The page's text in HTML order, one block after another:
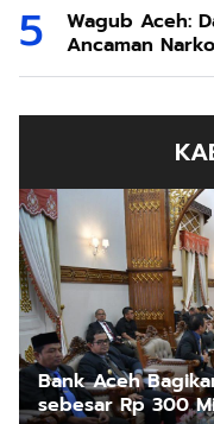
Wagub Aceh:
Ancaman
Bank Aceh
sebesar Rp 300